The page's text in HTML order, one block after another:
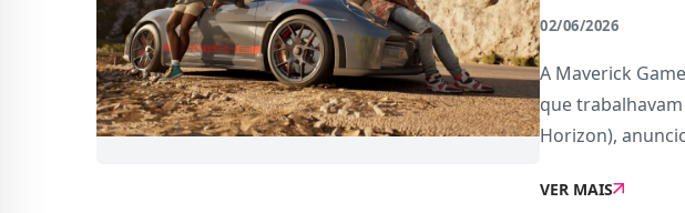
02/06/2026
A Maverick
que
Horizon),
primavera de
VER MAIS